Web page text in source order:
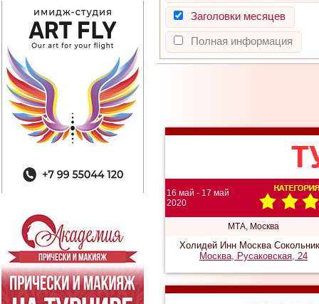
Заголовки месяцев
Полная информация
16 май - 17 май
2020
МТА, Москва
Холидей Инн Москва
Москва, Русаковская, 24